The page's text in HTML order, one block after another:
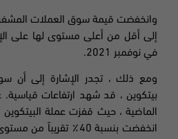
في نوفمبر 2021.
ومع ذلك ، تجدر الإشارة إلى أن
بيتكوين ، قد شهد ارتفاعات